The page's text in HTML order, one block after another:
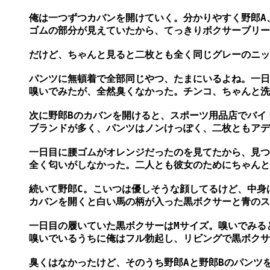
俺は一つずつカバンを開けていく。分かりやすく野郎
ゴムの部分が見えていたから、てっきりボクサーブリ
だけど、ちゃんと見ると二枚とも全く同じグレーのニ
パンツに無頓着で全部同じやつ、たまにいるよね。一
嗅いでみたが、全然臭くなかった。チンコ、ちゃんと
次に野郎Bのカバンを開けると、スポーツ用品店でバ
ブランドが多く、パンツはノンけっぽく、二枚ともア
一日目に腰ゴムがオレンジだったのを見てたから、見
全く匂いがしなかった。二人とも彼女のためにちゃん
続いて野郎C。こいつは優しそうな顔してるけど、中
カバンを開くと白い馬の柄が入った黒ボクサーと青の
一日目の履いていた黒ボクサーはMサイズ。嗅いでみ
嗅いでいるうちに俺はフル勃起し、リビングで黒ボク
臭くはなかったけど、そのうち野郎Aと野郎Bのパンツ